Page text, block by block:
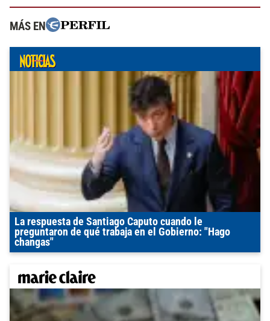
MÁS EN
La respuesta de Santiago Caputo cuando le
preguntaron de qué trabaja en el Gobierno: "Hago
changas"